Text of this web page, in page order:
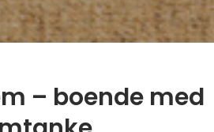
– boende med